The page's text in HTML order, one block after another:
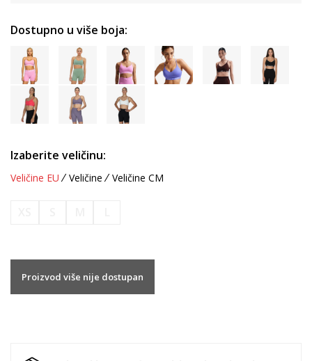
Dostupno u više boja:
Izaberite veličinu:
Veličine EU Veličine Veličine CM
Proizvod više nije dostupan